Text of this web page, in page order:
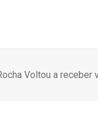
Voltou a receber